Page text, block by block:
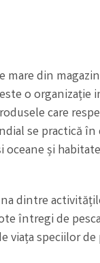
mare din
o
care
se practică în
și
dintre
întregi de
viața speciilor